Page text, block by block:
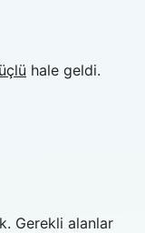
hale geldi.
Gerekli alanlar